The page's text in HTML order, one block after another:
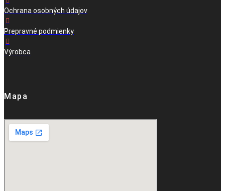
Ochrana osobných údajov
Prepravné podmienky
Výrobca
Mapa